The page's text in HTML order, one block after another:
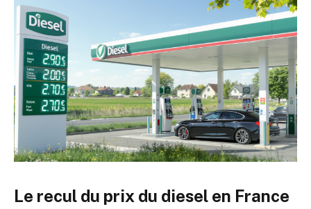
Le recul du prix du diesel en France